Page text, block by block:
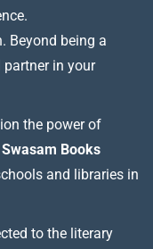
Beyond being a
partner in your
the power of
Swasam Books
and libraries in
to the literary